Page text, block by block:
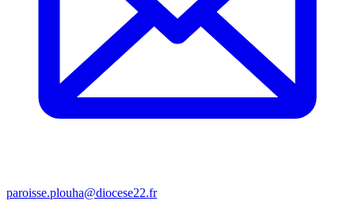
paroisse.plouha@diocese22.fr